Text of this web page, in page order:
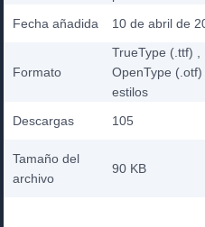
Fecha añadida
10 de abril de
Formato
TrueType (.ttf)
OpenType (.otf)
estilos
Descargas
105
Tamaño del
archivo
90 KB